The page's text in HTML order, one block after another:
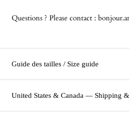
Questions ? Please contact :
Guide des tailles / Size guide
United States & Canada — Shipping